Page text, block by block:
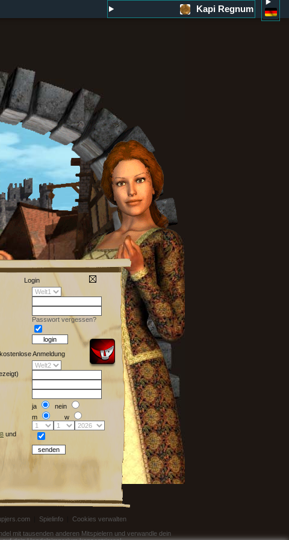
Kapi Regnum
Login
Passwort vergessen?
kostenlose Anmeldung
ja
nein
m
w
und
Spielinfo
Cookies verwalten
mit tausenden anderen Mitspielern und verwandle dein